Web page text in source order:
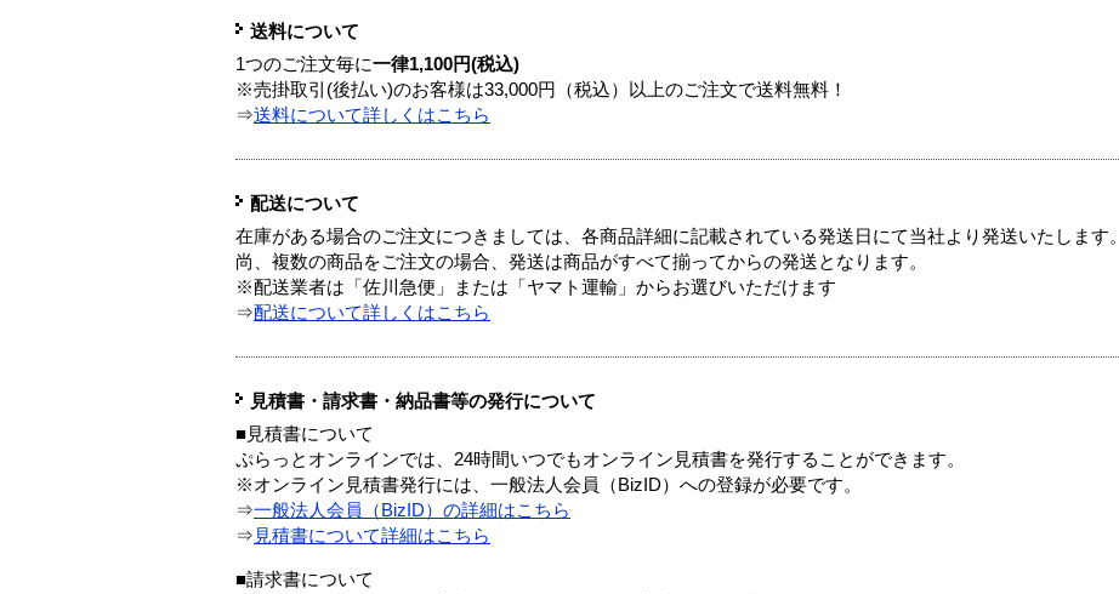
送料について
1つのご注文毎に一律1,100円(税込)
※売掛取引(後払い)のお客様は33,000円（税込）以上のご注文で送料無料！
⇒送料について詳しくはこちら
配送について
在庫がある場合のご注文につきましては、各商品詳細に記載されている発送日にて当社より発送いたします。
尚、複数の商品をご注文の場合、発送は商品がすべて揃ってからの発送となります。
※配送業者は「佐川急便」または「ヤマト運輸」からお選びいただけます
⇒配送について詳しくはこちら
見積書・請求書・納品書等の発行について
■見積書について
ぷらっとオンラインでは、24時間いつでもオンライン見積書を発行することができます。
※オンライン見積書発行には、一般法人会員（BizID）への登録が必要です。
⇒一般法人会員（BizID）の詳細はこちら
⇒ 見積書について詳細はこちら
■請求書について